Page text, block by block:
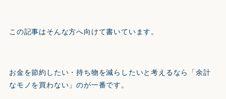
この記事はそんな方へ向けて書いています。
お金を節約したい・持ち物を減らしたいと考えるなら「余計
なモノを買わない」のが一番です。